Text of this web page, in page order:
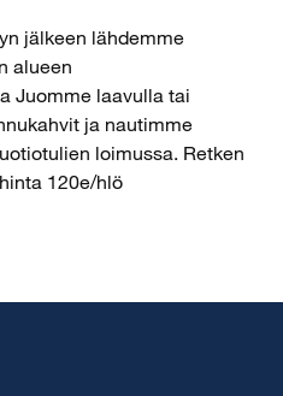
jälkeen lähdemme
alueen
Juomme laavulla tai
ja nautimme
loimussa. Retken
120e/hlö